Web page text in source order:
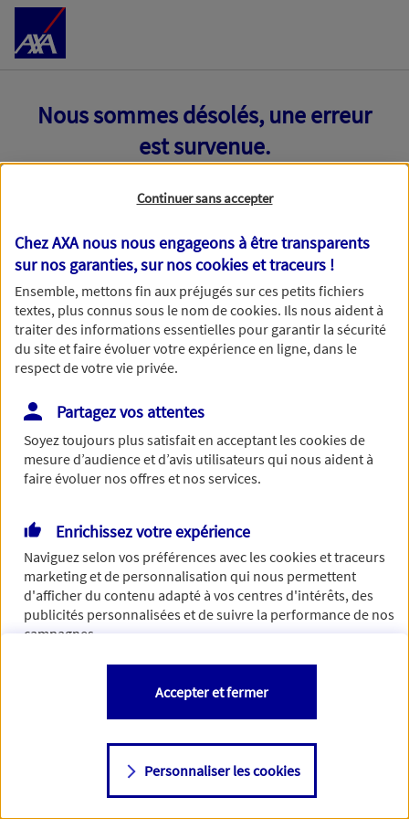
Accéder au Contenu
Nous sommes désolés, une erreur
est survenue.
Toutes nos excuses, une erreur technique nous empêche
de traiter votre demande. N'hésitez pas à rafraichir ce
formulaire dans quelques minutes.
Si besoin, vous pouvez nous joindre via notre page de
contact.
> Nous contacter
Continuer sans accepter
Chez AXA nous nous engageons à être transparents
sur nos garanties, sur noscookies et traceurs !
Ensemble, mettons fin aux préjugés sur ces petits fichiers
textes, plus connus sous le nom decookies. Ils nous aident à
traiter des informations essentielles pour garantir la sécurité
du site et faire évoluer votre expérience en ligne, dans le
respect de votre vie privée.
Partagez vos attentes
Soyez toujours plus satisfait en acceptant lescookiesde
mesure d’audience et d’avis utilisateurs qui nous aident à
faire évoluer nos offres et nos services.
Enrichissez votre expérience
Naviguez selon vos préférences avec lescookies et traceurs
marketing et de personnalisation qui nous permettent
d'afficher du contenu adapté à vos centres d'intérêts, des
publicités personnalisées et de suivre la performance de nos
campagnes.
Vous êtes libre de les accepter, de les refuser comme de
changer d'avis à tout moment en allant sur
Consulter notre politique decookies
Personnaliser les cookies
Accepter et fermer